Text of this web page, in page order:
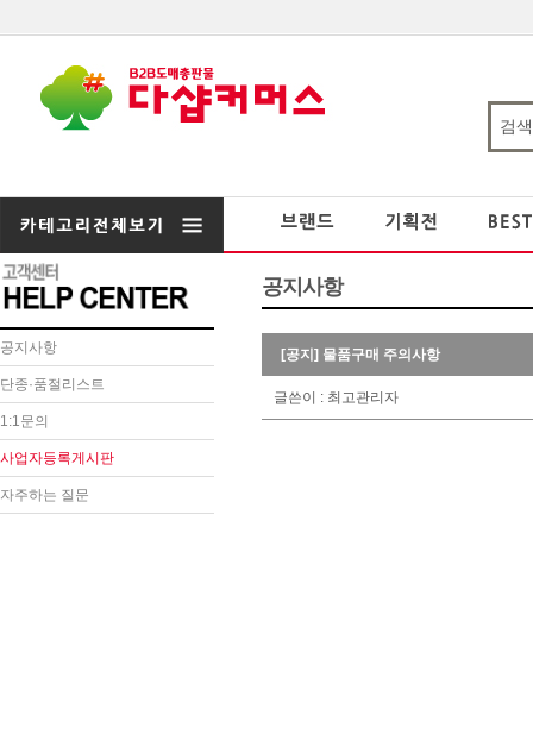
공지사항
단종·품절리스트
1:1문의
사업자등록게시판
자주하는 질문
공지사항
[공지] 물품구매 주의사항
글쓴이 : 최고관리자